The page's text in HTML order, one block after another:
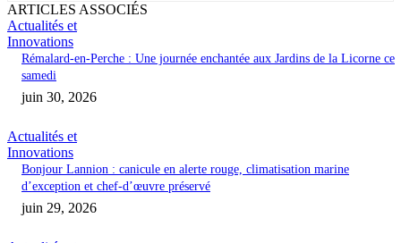
ARTICLES ASSOCIÉS
Actualités et
Innovations
Rémalard-en-Perche : Une journée enchantée aux Jardins de la Licorne ce
samedi
juin 30, 2026
Actualités et
Innovations
Bonjour Lannion : canicule en alerte rouge, climatisation marine
d’exception et chef-d’œuvre préservé
juin 29, 2026